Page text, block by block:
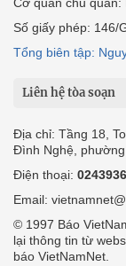
Cơ quan chủ quản:
Số giấy phép: 146/
Tổng biên tập:
Liên hệ tòa soạn
Địa chỉ: Tầng 18,
Đình Nghệ, phường
Điện thoại:
Email:
© 1997 Báo
lại thông tin từ
báo VietNamNet.